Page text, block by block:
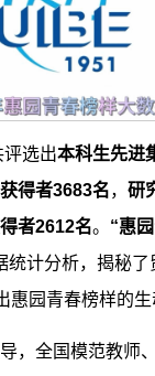
选出本科生先进
得者3683名， 研
者2612名。 “惠
统计分析，揭秘了
惠园青春榜样的生
，全国模范教师